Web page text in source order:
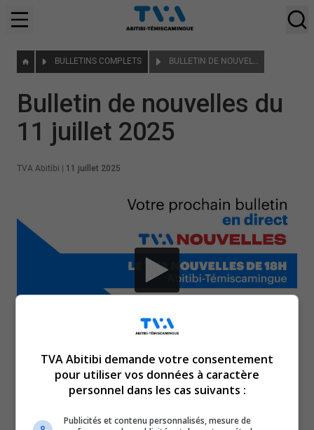
BULLETINS COMPLETS BULLETIN DE NOUVELLES DU 11 JUILLET 2025
Bulletin de nouvelles du
11 juillet 2025
TVA Abitibi 11 juillet 2025
Voici l’actualité de l’Abitibi-Témiscamingue.
Le TVA 12 h 13 et le TVA 17 h 58 sont des rendez-vous
incontournables pour connaître tout de l’actualité
TVA Abitibi demande votre consentement
pour utiliser vos données à caractère
personnel dans les cas suivants :
Publicités et contenu personnalisés, mesure de